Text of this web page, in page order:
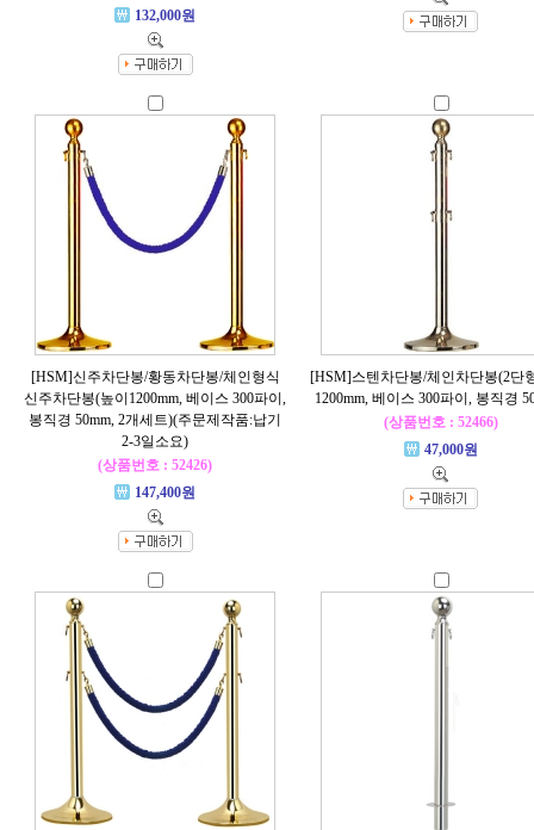
132,000원
[HSM]신주차단봉/황동차단봉/체인형식
신주차단봉(높이1200mm, 베이스 300파이,
봉직경 50mm, 2개세트)(주문제작품:납기
2-3일소요)
(상품번호 : 52426)
147,400원
[HSM]스텐차단봉/체인차단봉(2단
1200mm, 베이스 300파이, 봉직경
(상품번호 : 52466)
47,000원